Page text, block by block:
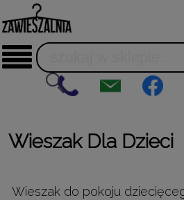
Wieszak Dla Dzieci
Wieszak do pokoju